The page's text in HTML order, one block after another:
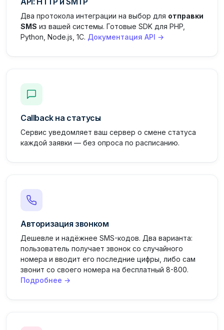
Два протокола интеграции на выбор для отправки
SMS из вашей системы. Готовые SDK для PHP,
Python, Node.js, 1С. Документация API →
Callback на статусы
Сервис уведомляет ваш сервер о смене статуса
каждой заявки — без опроса по расписанию.
Авторизация звонком
Дешевле и надёжнее SMS-кодов. Два варианта:
пользователь получает звонок со случайного
номера и вводит его последние цифры, либо сам
звонит со своего номера на бесплатный 8-800.
Подробнее →